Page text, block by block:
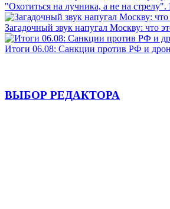
"Охотиться на лучника, а не на
Загадочный звук напугал Москву: что
Итоги 06.08: Санкции против РФ и
ВЫБОР РЕДАКТОРА